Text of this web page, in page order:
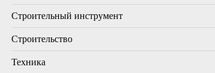
Строительный инструмент
Строительство
Техника